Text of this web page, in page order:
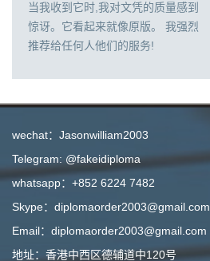
当我收到它时,我对文凭的质量感到
惊讶。它看起来就像原版。 我强烈
推荐给任何人他们的服务!
wechat：Jasonwilliam2003
Telegram: @fakeidiploma
whatsapp：+852 6224 7482
Skype：diplomaorder2003@gmail.com
Email：diplomaorder2003@gmail.com
地址：香港中西区德辅道中120号